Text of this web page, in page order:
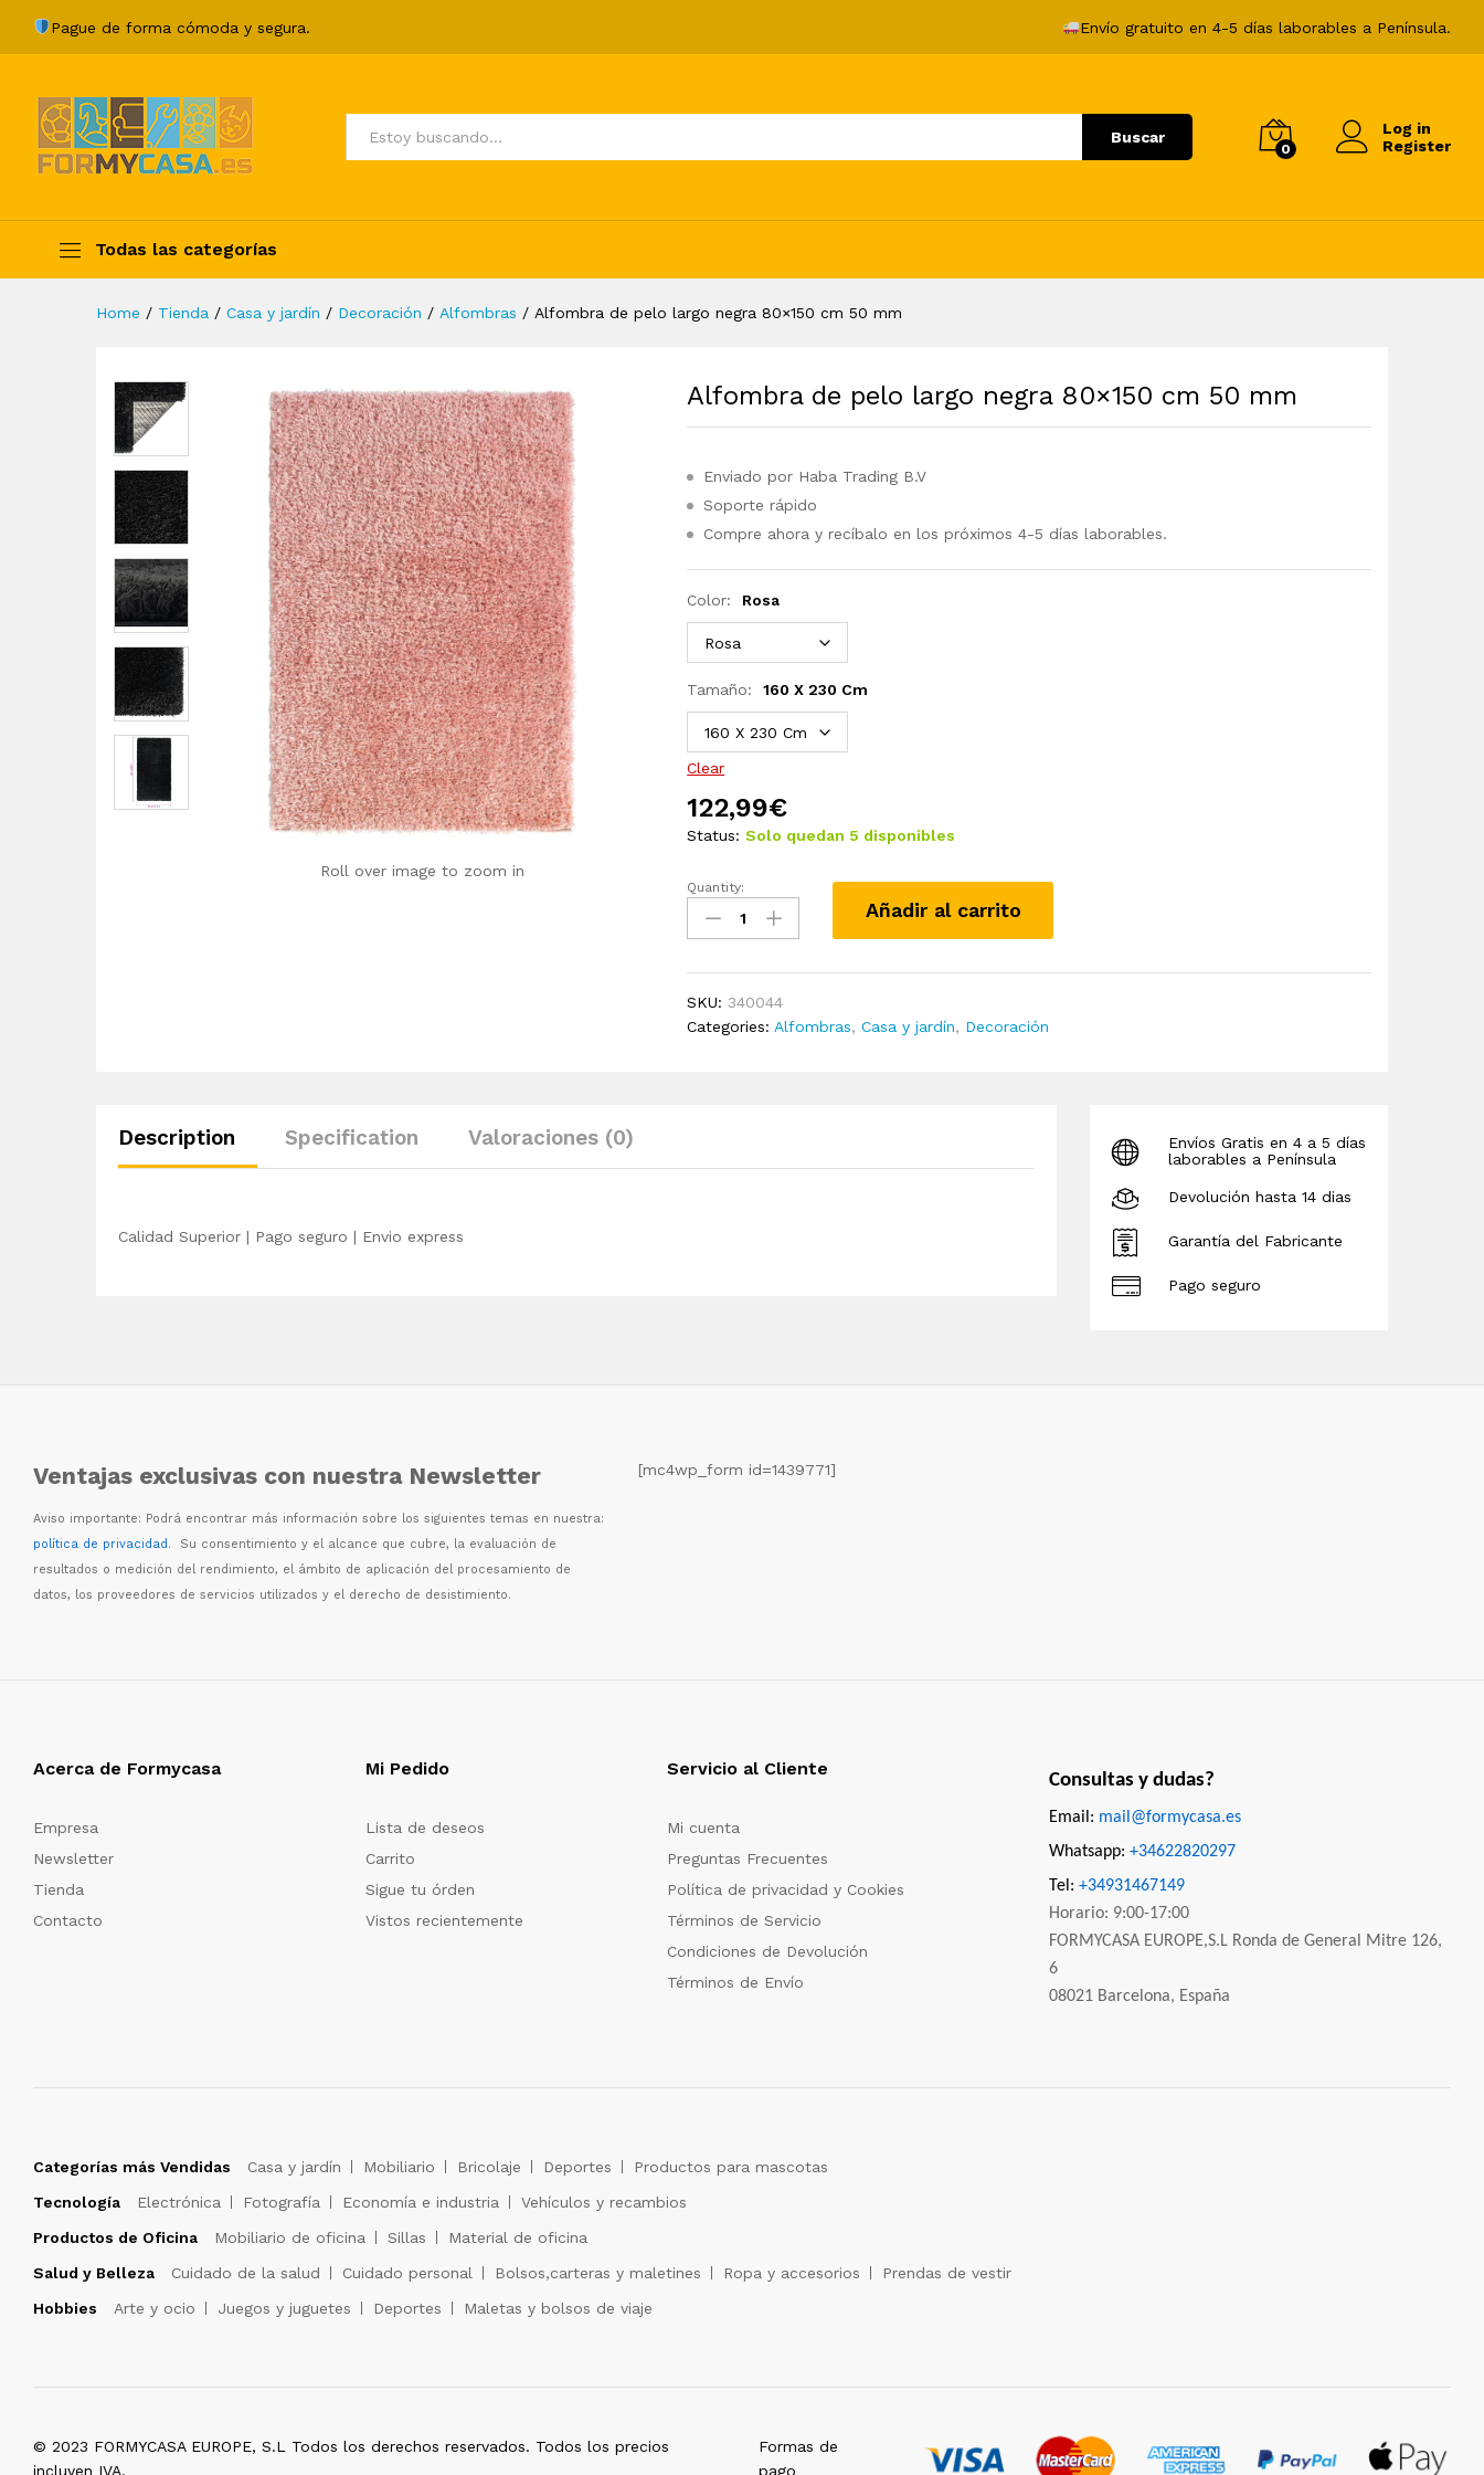
Pague de forma cómoda y segura. Envío gratuito en 4-5 días laborables a Península.
Todos Buscar
0
Log in
Register
Todas las categorías
y animales
Home / Tienda / Casa y jardín / Decoración / Alfombras / Alfombra de pelo largo negra 80×150 cm 50 mm
Roll over image to zoom in
Alfombra de pelo largo negra 80×150 cm 50 mm
Enviado por Haba Trading B.V
Soporte rápido
Compre ahora y recíbalo en los próximos 4-5 días laborables.
Color: Rosa
Tamaño: 160 X 230 Cm
Clear
122,99€
Status: Solo quedan 5 disponibles
Alfombra
pelo
80x150
cm
Quantity:
Añadir al carrito
SKU:340044
Categories: Alfombras,Casa y jardín, Decoración
Description Specification Valoraciones (0)
Calidad Superior | Pago seguro | Envio express
Envíos Gratis en 4 a 5 días
laborables a Península
Devolución hasta 14 dias
Garantía del Fabricante
Pago seguro
Ventajas exclusivas con nuestra Newsletter
Aviso importante: Podrá encontrar más información sobre los siguientes temas en nuestra:
política de privacidad. Su consentimiento y el alcance que cubre, la evaluación de
resultados o medición del rendimiento, el ámbito de aplicación del procesamiento de
datos, los proveedores de servicios utilizados y el derecho de desistimiento.
[mc4wp_form id=1439771]
Acerca de Formycasa
Empresa
Newsletter
Tienda
Contacto
Mi Pedido
Lista de deseos
Carrito
Sigue tu órden
Vistos recientemente
Servicio al Cliente
Mi cuenta
Preguntas Frecuentes
Política de privacidad y Cookies
Términos de Servicio
Condiciones de Devolución
Términos de Envío
Consultas y dudas?
Email: mail@formycasa.es
Whatsapp: +34622820297
Tel: +34931467149
Horario: 9:00-17:00
FORMYCASA EUROPE,S.L Ronda de General Mitre 126,
6
08021 Barcelona, España
Categorías más Vendidas Casa y jardín Mobiliario Bricolaje Deportes
Productos para mascotas
Tecnología
Electrónica Fotografía Economía e industria
Vehículos y recambios
Productos de Oficina
Mobiliario de oficina Sillas
Material de oficina
Salud y Belleza
Cuidado de la salud Cuidado personal Bolsos,carteras y maletines Ropa y accesorios
Prendas de vestir
Hobbies
Arte y ocio Juegos y juguetes Deportes Maletas y bolsos de viaje
© 2023 FORMYCASA EUROPE, S.L Todos los derechos reservados. Todos los precios
incluyen IVA.
Formas de
pago
Description Specification
55,99€ Añadir al carrito